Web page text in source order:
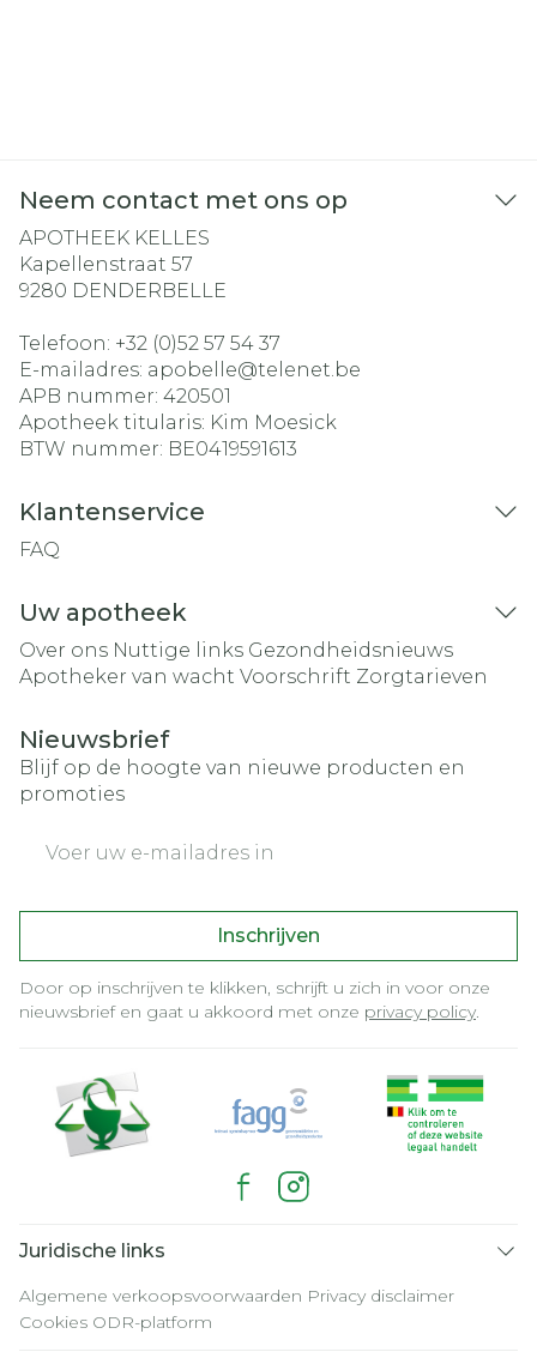
Neem contact met ons op
APOTHEEK KELLES
Kapellenstraat 57
9280 DENDERBELLE
Telefoon: +32 (0)52 57 54 37
E-mailadres: apobelle@telenet.be
APB nummer: 420501
Apotheek titularis: Kim Moesick
BTW nummer: BE0419591613
Klantenservice
FAQ
Uw apotheek
Over ons Nuttige links Gezondheidsnieuws
Apotheker van wacht Voorschrift Zorgtarieven
Nieuwsbrief
Blijf op de hoogte van nieuwe producten en
promoties
Inschrijven
Door op inschrijven te klikken, schrijft u zich in voor onze
nieuwsbrief en gaat u akkoord met onze privacy policy.
Juridische links
Algemene verkoopsvoorwaarden Privacy disclaimer
Cookies ODR-platform